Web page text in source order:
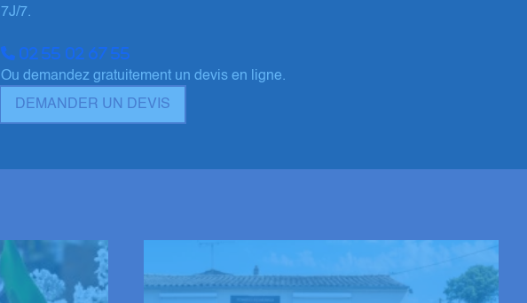
7J/7.
02 55 02 67 55
Ou demandez gratuitement un devis en ligne.
DEMANDER UN DEVIS